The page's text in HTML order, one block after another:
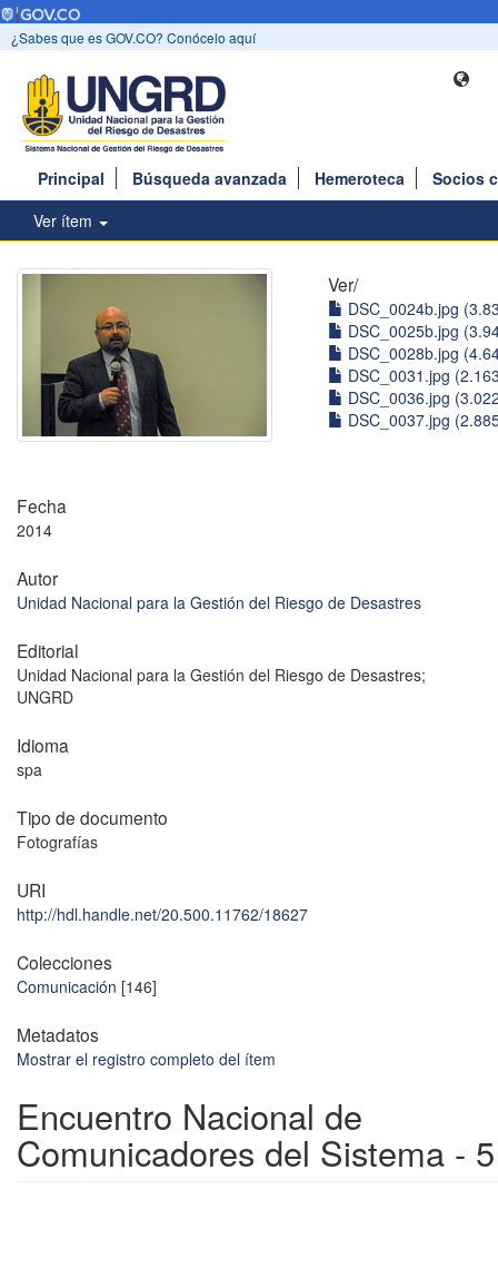
¿Sabes que es GOV.CO? Conócelo aquí
Principal Búsqueda avanzada Hemeroteca
Socios
Ver ítem
Ver/
DSC_0024b.jpg
DSC_0025b.jpg
DSC_0028b.jpg
DSC_0031.jpg
DSC_0036.jpg
DSC_0037.jpg
Fecha
2014
Autor
Unidad Nacional para la Gestión del Riesgo de Desastres
Editorial
Unidad Nacional para la Gestión del Riesgo de Desastres;
UNGRD
Idioma
spa
Tipo de documento
Fotografías
URI
http://hdl.handle.net/20.500.11762/18627
Colecciones
Comunicación [146]
Metadatos
Mostrar el registro completo del ítem
Encuentro Nacional de
Comunicadores del Sistema - 5